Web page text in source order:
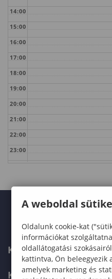
14:00
15:00
16:00
17:00
18:00
19:00
20:00
21:00
22:00
23:00
KARUNK
KÉPZÉSEK
A weboldal
Oldalunk cookie-kat
információkat
oldallátogatási
kattintva, Ön beleegyezik
amelyek marketing és